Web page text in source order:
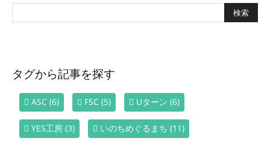
タグから記事を探す
ASC (6) FSC (5) Uターン (6)
YES工房 (3) いのちめぐるまち (11)